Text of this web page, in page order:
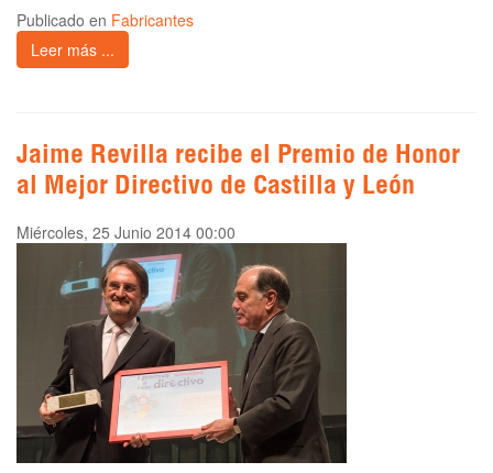
Publicado en Fabricantes
Leer más ...
Jaime Revilla recibe el Premio de Honor
al Mejor Directivo de Castilla y León
Miércoles, 25 Junio 2014 00:00